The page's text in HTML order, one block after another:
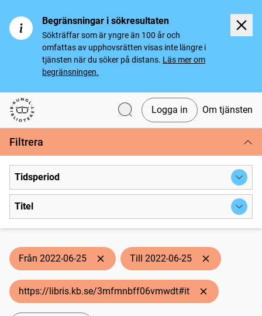
Begränsningar i sökresultaten
Sökträffar som är yngre än 100 år och
omfattas av upphovsrätten visas inte längre i
tjänsten när du söker på distans. Läs mer om
begränsningen.
Svenska tidningar
Logga in Om tjänsten
Filtrera
Tidsperiod
Titel
Från 2022-06-25 Till 2022-06-25
https://libris.kb.se/3mfmnbff06vmwdt#it